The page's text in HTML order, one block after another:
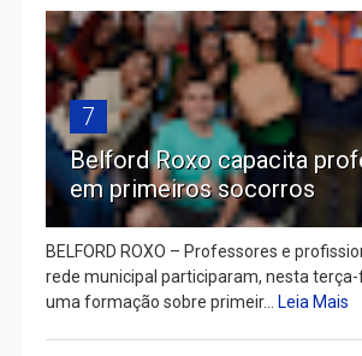
7
Belford Roxo capacita
em primeiros socorros
BELFORD ROXO – Professores e
rede municipal participaram, nesta
uma formação sobre primeir... Leia Mais